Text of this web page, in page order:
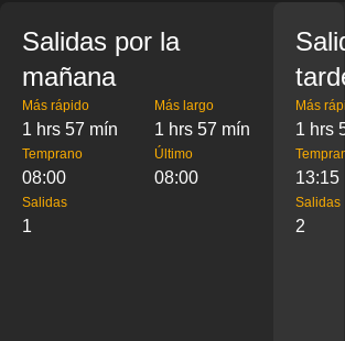
Salidas por la
mañana
Más rápido
1 hrs 57 mín
Más largo
1 hrs 57 mín
Temprano
08:00
Último
08:00
Salidas
1
Más
1 hrs
13:15
Salidas
2